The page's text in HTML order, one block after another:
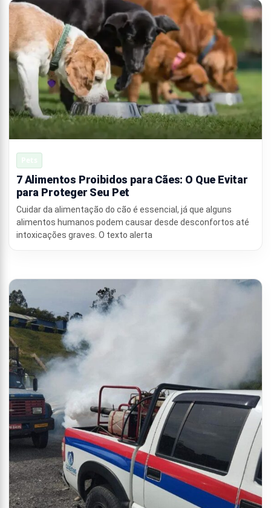
7 Alimentos Proibidos para Cães: O Que Evitar
para Proteger Seu Pet
Cuidar da alimentação do cão é essencial, já que alguns
alimentos humanos podem causar desde desconfortos até
intoxicações graves. O texto alerta